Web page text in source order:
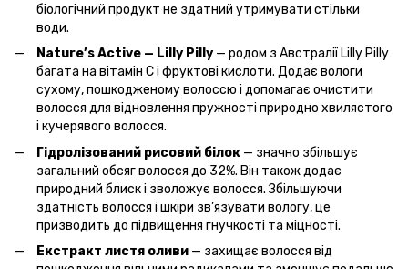
біологічний продукт не здатний утримувати стільки
води.
Nature’s Active — Lilly Pilly — родом з Австралії Lilly Pilly
багата на вітамін С і фруктові кислоти. Додає вологи
сухому, пошкодженому волоссю і допомагає очистити
волосся для відновлення пружності природно хвилястого
і кучерявого волосся.
Гідролізований рисовий білок — значно збільшує
загальний обсяг волосся до 32%. Він також додає
природний блиск і зволожує волосся. Збільшуючи
здатність волосся і шкіри зв’язувати вологу, це
призводить до підвищення гнучкості та міцності.
Екстракт листя оливи — захищає волосся від